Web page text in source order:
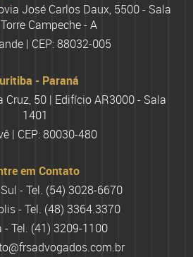
José Carlos Daux, 5500 - Sala
Campeche - A
| CEP: 88032-005
- Paraná
Cruz, 50 | Edifício AR3000 - Sala
1401
| CEP: 80030-480
em Contato
- Tel. (54) 3028-6670
- Tel. (48) 3364.3370
- Tel. (41) 3209-1100